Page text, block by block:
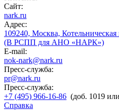
Сайт:
nark.ru
Адрес:
109240, Москва,
(В РСПП для АНО «НАРК»)
E-mail:
nok-nark@nark.ru
Пресс-служба:
pr@nark.ru
Пресс-служба:
+7 (495) 966-16-86 (доб. 1019
Справка